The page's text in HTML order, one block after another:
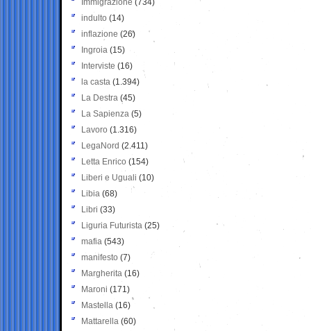
Immigrazione (734)
indulto (14)
inflazione (26)
Ingroia (15)
Interviste (16)
la casta (1.394)
La Destra (45)
La Sapienza (5)
Lavoro (1.316)
LegaNord (2.411)
Letta Enrico (154)
Liberi e Uguali (10)
Libia (68)
Libri (33)
Liguria Futurista (25)
mafia (543)
manifesto (7)
Margherita (16)
Maroni (171)
Mastella (16)
Mattarella (60)